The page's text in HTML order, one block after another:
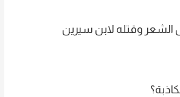
وقتله لابن سيرين